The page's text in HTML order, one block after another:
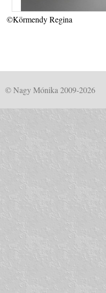
©Körmendy Regina
© Nagy Mónika 2009-2026